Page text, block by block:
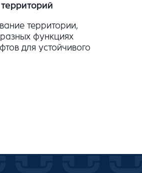
территории,
функциях
для устойчивого